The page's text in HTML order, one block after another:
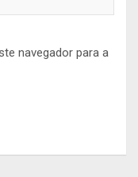
navegador para a